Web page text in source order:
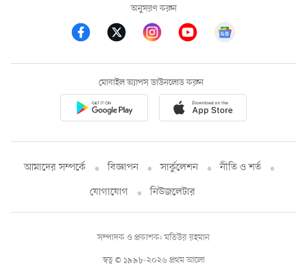
অনুসরণ করুন
মোবাইল অ্যাপস ডাউনলোড করুন
আমাদের সম্পর্কে বিজ্ঞাপন সার্কুলেশন
নীতি ও শর্ত
যোগাযোগ
নিউজলেটার
স্বত্ব © ১৯৯৮-২০২৬ প্রথম আলো
সম্পাদক ও প্রকাশক: মতিউর রহমান